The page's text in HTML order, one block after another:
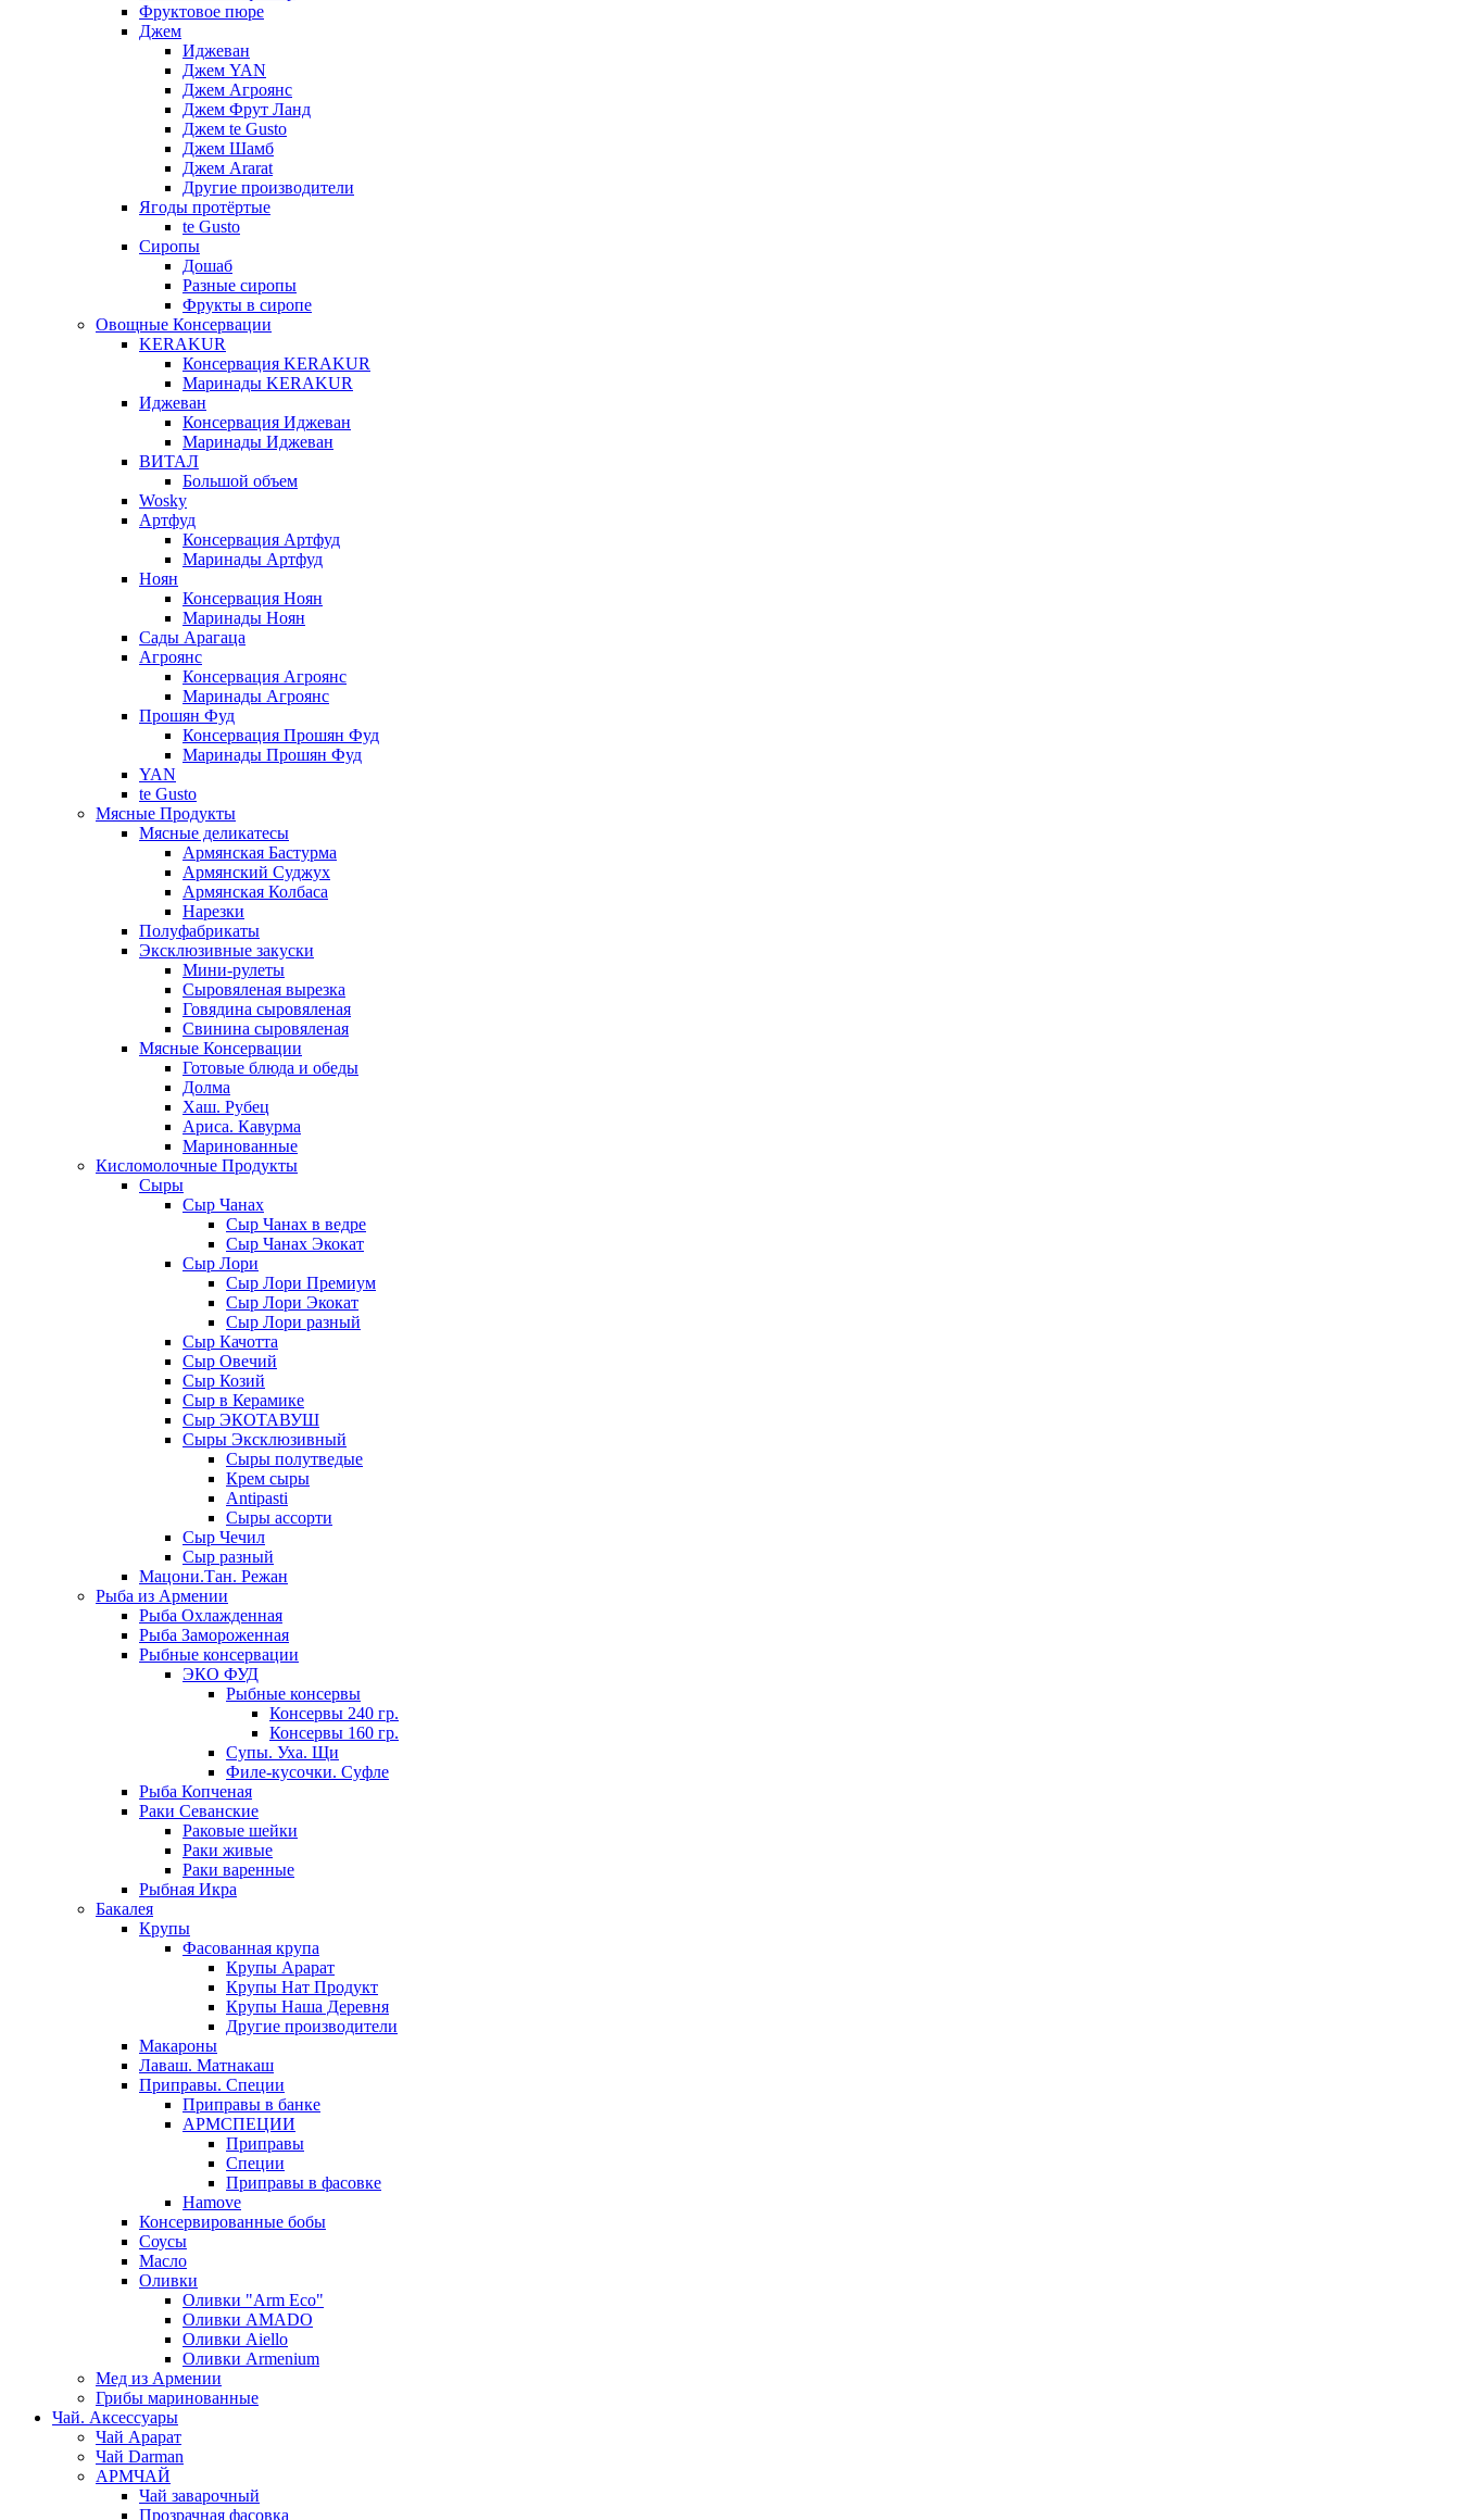
Фруктовое пюре
Джем
Иджеван
Джем YAN
Джем Агроянс
Джем Фрут Ланд
Джем te Gusto
Джем Шамб
Джем Ararat
Другие производители
Ягоды протёртые
te Gusto
Сиропы
Дошаб
Разные сиропы
Фрукты в сиропе
Овощные Консервации
KERAKUR
Консервация KERAKUR
Маринады KERAKUR
Иджеван
Консервация Иджеван
Маринады Иджеван
ВИТАЛ
Большой объем
Wosky
Артфуд
Консервация Артфуд
Маринады Артфуд
Ноян
Консервация Ноян
Маринады Ноян
Сады Арагаца
Агроянс
Консервация Агроянс
Маринады Агроянс
Прошян Фуд
Консервация Прошян Фуд
Маринады Прошян Фуд
YAN
te Gusto
Мясные Продукты
Мясные деликатесы
Армянская Бастурма
Армянский Суджух
Армянская Колбаса
Нарезки
Полуфабрикаты
Эксклюзивные закуски
Мини-рулеты
Сыровяленая вырезка
Говядина сыровяленая
Свинина сыровяленая
Мясные Консервации
Готовые блюда и обеды
Долма
Хаш. Рубец
Ариса. Кавурма
Маринованные
Кисломолочные Продукты
Сыры
Сыр Чанах
Сыр Чанах в ведре
Сыр Чанах Экокат
Сыр Лори
Сыр Лори Премиум
Сыр Лори Экокат
Сыр Лори разный
Сыр Качотта
Сыр Овечий
Сыр Козий
Сыр в Керамике
Сыр ЭКОТАВУШ
Сыры Эксклюзивный
Сыры полутведые
Крем сыры
Antipasti
Сыры ассорти
Сыр Чечил
Сыр разный
Мацони.Тан. Режан
Рыба из Армении
Рыба Охлажденная
Рыба Замороженная
Рыбные консервации
ЭКО ФУД
Рыбные консервы
Консервы 240 гр.
Консервы 160 гр.
Супы. Уха. Щи
Филе-кусочки. Суфле
Рыба Копченая
Раки Севанские
Раковые шейки
Раки живые
Раки варенные
Рыбная Икра
Бакалея
Крупы
Фасованная крупа
Крупы Арарат
Крупы Нат Продукт
Крупы Наша Деревня
Другие производители
Макароны
Лаваш. Матнакаш
Приправы. Специи
Приправы в банке
АРМСПЕЦИИ
Приправы
Специи
Приправы в фасовке
Hamove
Консервированные бобы
Соусы
Масло
Оливки
Оливки "Arm Eco"
Оливки AMADO
Оливки Aiello
Оливки Armenium
Мед из Армении
Грибы маринованные
Чай. Аксессуары
Чай Арарат
Чай Darman
АРМЧАЙ
Чай заварочный
Прозрачная фасовка